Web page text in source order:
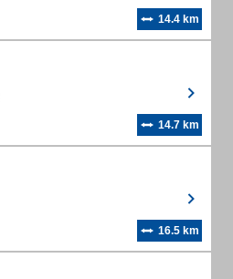
14.4 km
14.7 km
16.5 km